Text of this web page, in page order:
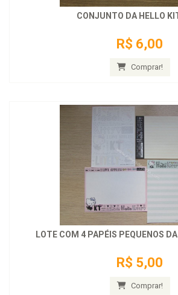
CONJUNTO DA HELLO
R$ 6,00
Comprar!
LOTE COM 4 PAPÉIS PEQUENOS
R$ 5,00
Comprar!